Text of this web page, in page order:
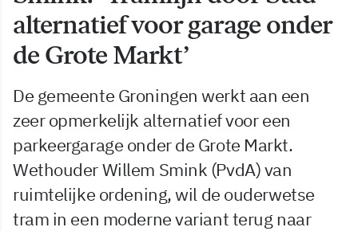
alternatief voor garage onder
de Grote Markt’
De gemeente Groningen werkt aan een
zeer opmerkelijk alternatief voor een
parkeergarage onder de Grote Markt.
Wethouder Willem Smink (PvdA) van
ruimtelijke ordening, wil de ouderwetse
tram in een moderne variant terug naar